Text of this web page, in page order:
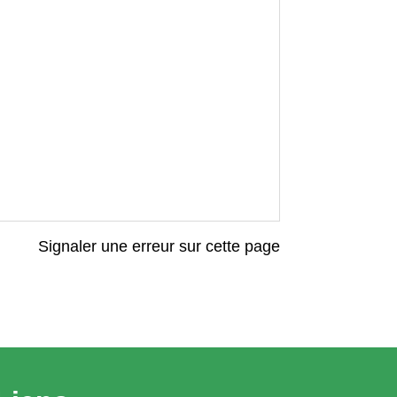
Signaler une erreur sur cette page